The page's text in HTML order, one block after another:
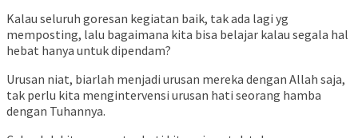
Kalau seluruh goresan kegiatan baik, tak ada lagi yg
memposting, lalu bagaimana kita bisa belajar kalau segala hal
hebat hanya untuk dipendam?
Urusan niat, biarlah menjadi urusan mereka dengan Allah saja,
tak perlu kita mengintervensi urusan hati seorang hamba
dengan Tuhannya.